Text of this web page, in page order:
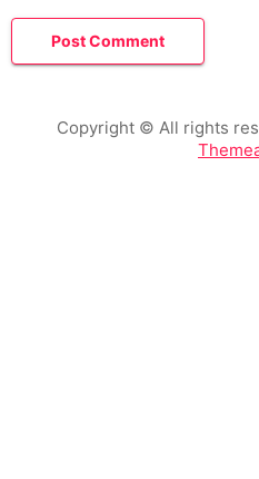
Copyright © All rights